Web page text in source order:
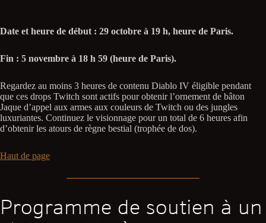
Date et heure de début : 29 octobre à 19 h, heure de Paris.
Fin : 5 novembre à 18 h 59 (heure de Paris).
Regardez au moins 3 heures de contenu Diablo IV éligible pendant
que ces drops Twitch sont actifs pour obtenir l’ornement de bâton
Jaque d’appel aux armes aux couleurs de Twitch ou des jungles
luxuriantes. Continuez le visionnage pour un total de 6 heures afin
d’obtenir les atours de règne bestial (trophée de dos).
Haut de page
Programme de soutien à un